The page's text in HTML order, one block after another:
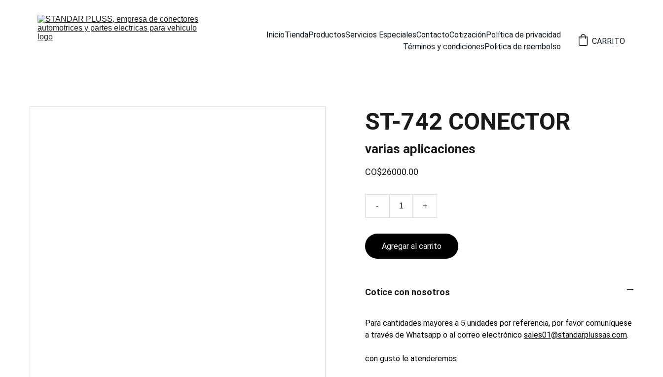
InicioTiendaProductosServicios EspecialesContactoCotizaciónPolítica de privacidad
Términos y condicionesPolitica de reembolso
CARRITO
ST-742 CONECTOR
varias aplicaciones
CO$26000.00
- +
Agregar al carrito
Cotice con nosotros
Para cantidades mayores a 5 unidades por referencia, por favor comuníquese
a través de Whatsapp o al correo electrónico sales01@standarplussas.com.
con gusto le atenderemos.